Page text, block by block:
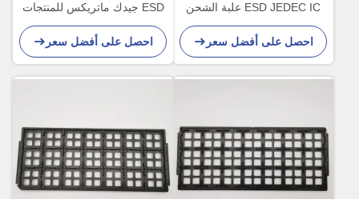
ESD JEDEC IC علبة الشحن
للأجهزة البصرية
احصل على أفضل سعر
ESD جيدك ماتريكس للمنتجات
الإلكترونية
احصل على أفضل سعر